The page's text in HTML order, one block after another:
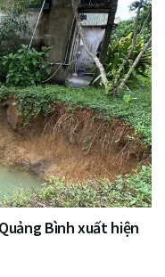
Bình xuất hiện